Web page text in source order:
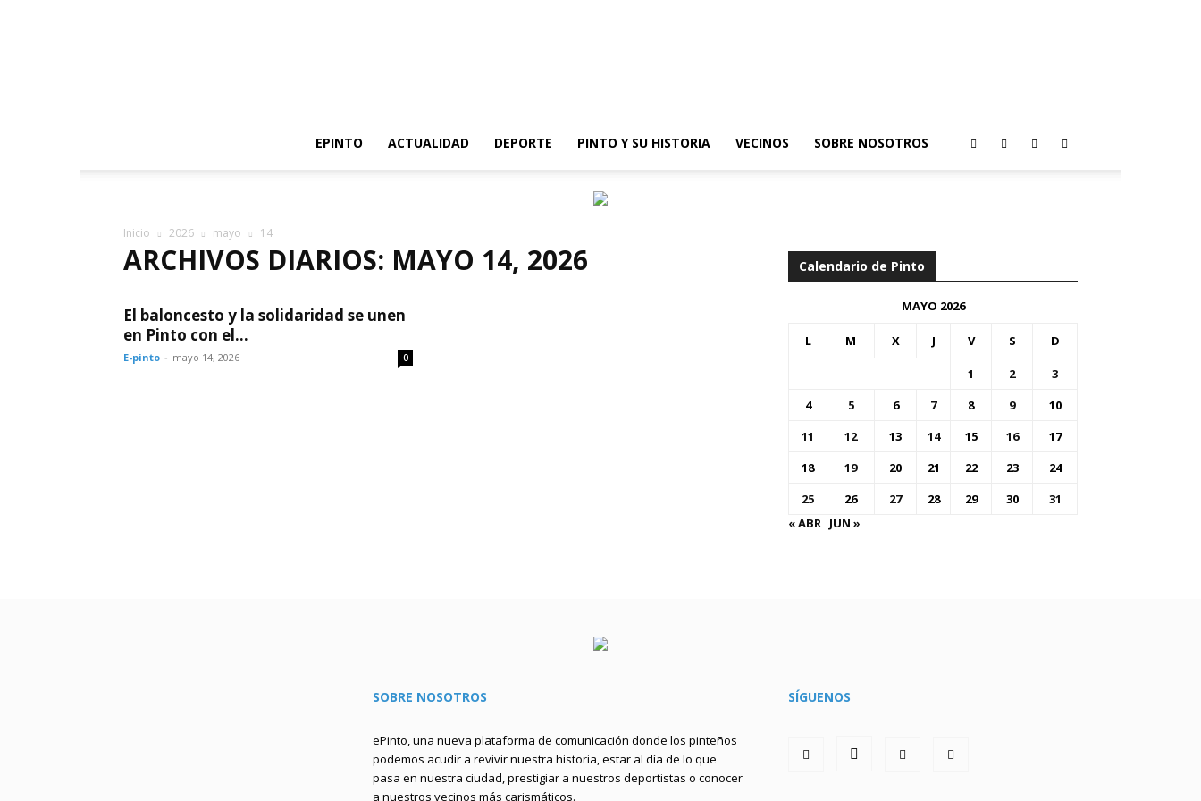
EPINTO
ACTUALIDAD DEPORTE PINTO Y SU HISTORIA VECINOS SOBRE NOSOTROS
Inicio 2026 mayo 14
ARCHIVOS DIARIOS: MAYO 14, 2026
El baloncesto y la solidaridad se unen
en Pinto con el...
E-pinto - mayo 14, 2026 0
Calendario de Pinto
MAYO 2026
L M X J V S D
1 2
3
4
5 6 7 8 9
10
11
12 13 14 15 16
17
18
19 20 21 22 23
24
25
26 27 28 29 30
31
« ABR JUN »
SOBRE NOSOTROS
ePinto, una nueva plataforma de comunicación donde los pinteños
podemos acudir a revivir nuestra historia, estar al día de lo que
pasa en nuestra ciudad, prestigiar a nuestros deportistas o conocer
a nuestros vecinos más carismáticos.
SÍGUENOS